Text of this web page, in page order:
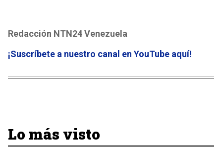
Redacción NTN24 Venezuela
¡Suscríbete a nuestro canal en YouTube aquí!
Lo más visto